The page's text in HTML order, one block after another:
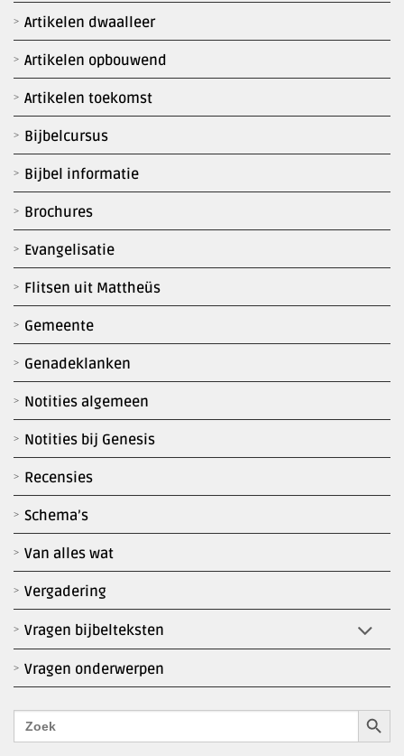
Artikelen dwaalleer
Artikelen opbouwend
Artikelen toekomst
Bijbelcursus
Bijbel informatie
Brochures
Evangelisatie
Flitsen uit Mattheüs
Gemeente
Genadeklanken
Notities algemeen
Notities bij Genesis
Recensies
Schema’s
Van alles wat
Vergadering
Vragen bijbelteksten
Vragen onderwerpen
Zoek
naar: